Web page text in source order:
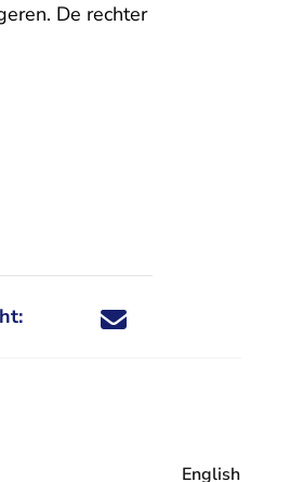
De rechter
Deel dit nieuwsbericht via X -
Deel dit nieuwsbericht via
Deel dit nieuwsbericht
Deel dit
English